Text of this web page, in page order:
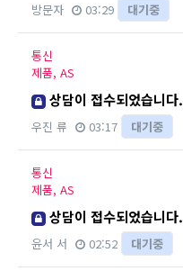
방문자 03:29 대기중
통신
제품, AS
상담이 접수되었습니다.
우진 류 03:17 대기중
통신
제품, AS
상담이 접수되었습니다.
윤서 서 02:52 대기중